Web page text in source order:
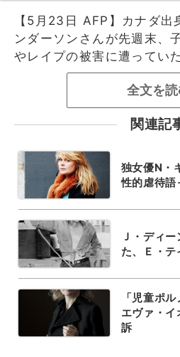
【5月23日 AFP】カナダ出
ンダーソンさんが先週末、
やレイプの被害に遭ってい
全文を
関連記
独女優N・
性的虐待語
Ｊ・ディ
た、Ｅ・
「児童ポ
エヴァ・
訴